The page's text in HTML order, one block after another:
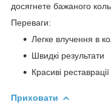
досягнете бажаного
Переваги:
Легке влучення в
Швидкі результати
Красиві реставрації
Приховати